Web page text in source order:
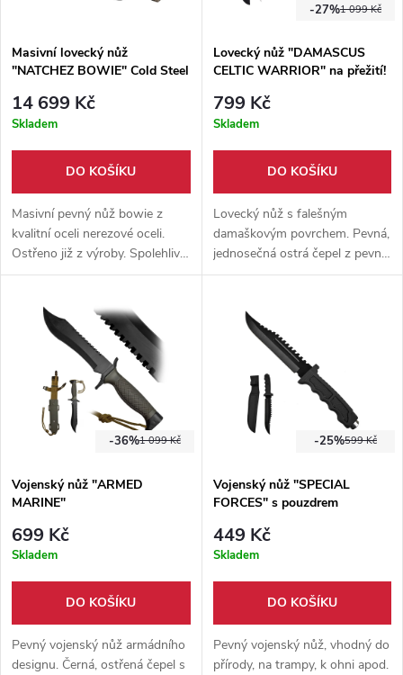
Masivní lovecký nůž
"NATCHEZ BOWIE" Cold Steel
14 699 Kč
Skladem
DO KOŠÍKU
Masivní pevný nůž bowie z
kvalitní oceli nerezové oceli.
Ostřeno již z výroby. Spolehlivý
nástroj na dlouhé cesty. Pevné
1 099 Kč
-27%
Lovecký nůž "DAMASCUS
CELTIC WARRIOR" na přežití!
799 Kč
Skladem
DO KOŠÍKU
Lovecký nůž s falešným
damaškovým povrchem. Pevná,
jednosečná ostrá čepel z pevné
oceli. Pevné nylonové pouzdro
1 099 Kč
-36%
Vojenský nůž "ARMED
MARINE"
699 Kč
Skladem
DO KOŠÍKU
Pevný vojenský nůž armádního
designu. Černá, ostřená čepel s
599 Kč
-25%
Vojenský nůž "SPECIAL
FORCES" s pouzdrem
449 Kč
Skladem
DO KOŠÍKU
Pevný vojenský nůž, vhodný do
přírody, na trampy, k ohni apod.